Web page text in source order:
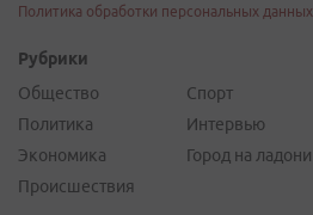
Политика обработки персональных данных
Рубрики
Общество
Политика
Экономика
Происшествия
Спорт
Интервью
Город на ладони